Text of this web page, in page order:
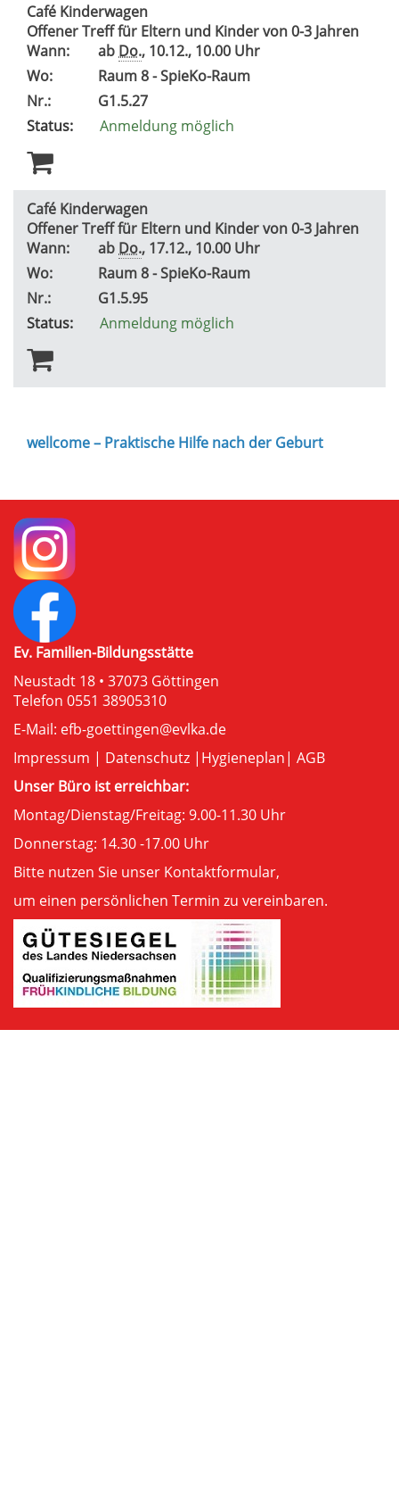
Café Kinderwagen
Offener Treff für Eltern und Kinder von 0-3 Jahren
Wann:
ab Do., 10.12., 10.00 Uhr
Wo:
Raum 8 - SpieKo-Raum
Nr.:
G1.5.27
Status:
Anmeldung möglich
Café Kinderwagen
Offener Treff für Eltern und Kinder von 0-3 Jahren
Wann:
ab Do., 17.12., 10.00 Uhr
Wo:
Raum 8 - SpieKo-Raum
Nr.:
G1.5.95
Status:
Anmeldung möglich
wellcome – Praktische Hilfe nach der Geburt
Ev. Familien-Bildungsstätte
Neustadt 18 • 37073 Göttingen
Telefon 0551 38905310
E-Mail: efb-goettingen@evlka.de
Impressum | Datenschutz | Hygieneplan| AGB
Unser Büro ist erreichbar:
Montag/Dienstag/Freitag: 9.00-11.30 Uhr
Donnerstag: 14.30 -17.00 Uhr
Bitte nutzen Sie unser Kontaktformular,
um einen persönlichen Termin zu vereinbaren.